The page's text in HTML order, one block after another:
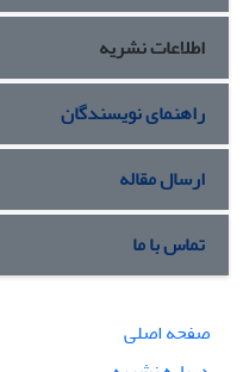
اطلاعات نشریه
راهنمای نویسندگان
ارسال مقاله
تماس با ما
صفحه اصلی